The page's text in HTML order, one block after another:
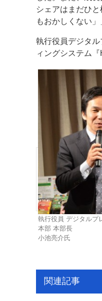
シェアはまだひ
もおかしくない
執行役員デジタ
ィングシステム
執行役員 デジタルプ
本部 本部長
小池亮介氏
関連記事